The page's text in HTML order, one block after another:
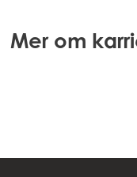
Mer om